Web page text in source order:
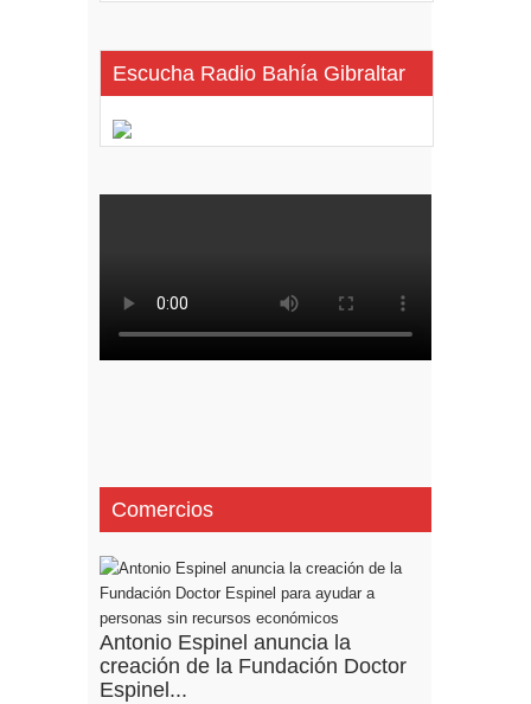
Escucha Radio Bahía Gibraltar
Comercios
Antonio Espinel anuncia la
creación de la Fundación Doctor
Espinel...